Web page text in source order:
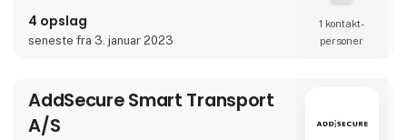
4 opslag
seneste fra 3. januar 2023
1 kontakt­
personer
AddSecure Smart Transport
A/S